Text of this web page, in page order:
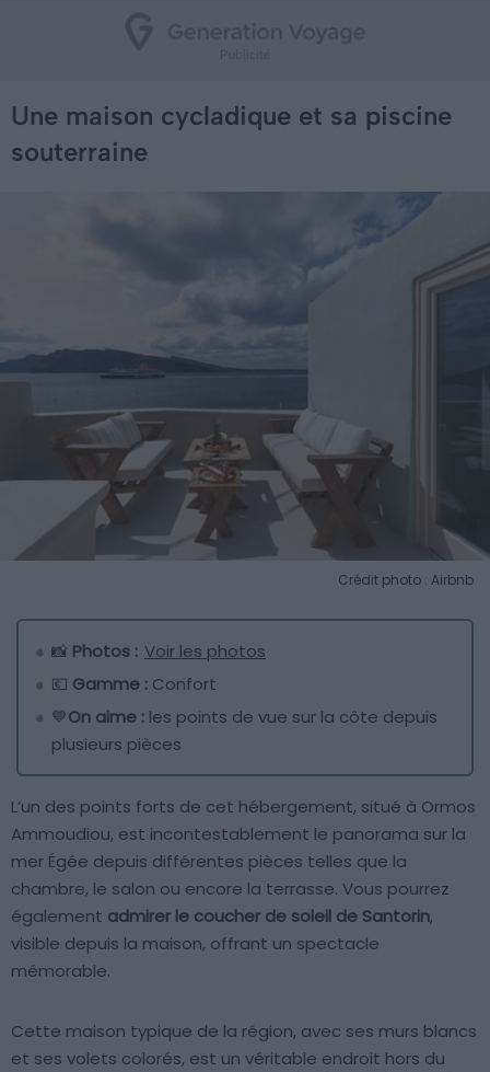
Une maison cycladique et sa piscine
souterraine
Crédit photo : Airbnb
📸 Photos : Voir les photos
💶 Gamme : Confort
💙On aime : les points de vue sur la côte depuis
plusieurs pièces
L’un des points forts de cet hébergement, situé à Ormos
Ammoudiou, est incontestablement le panorama sur la
mer Égée depuis différentes pièces telles que la
chambre, le salon ou encore la terrasse. Vous pourrez
également admirer le coucher de soleil de Santorin,
visible depuis la maison, offrant un spectacle
mémorable.
Cette maison typique de la région, avec ses murs blancs
et ses volets colorés, est un véritable endroit hors du